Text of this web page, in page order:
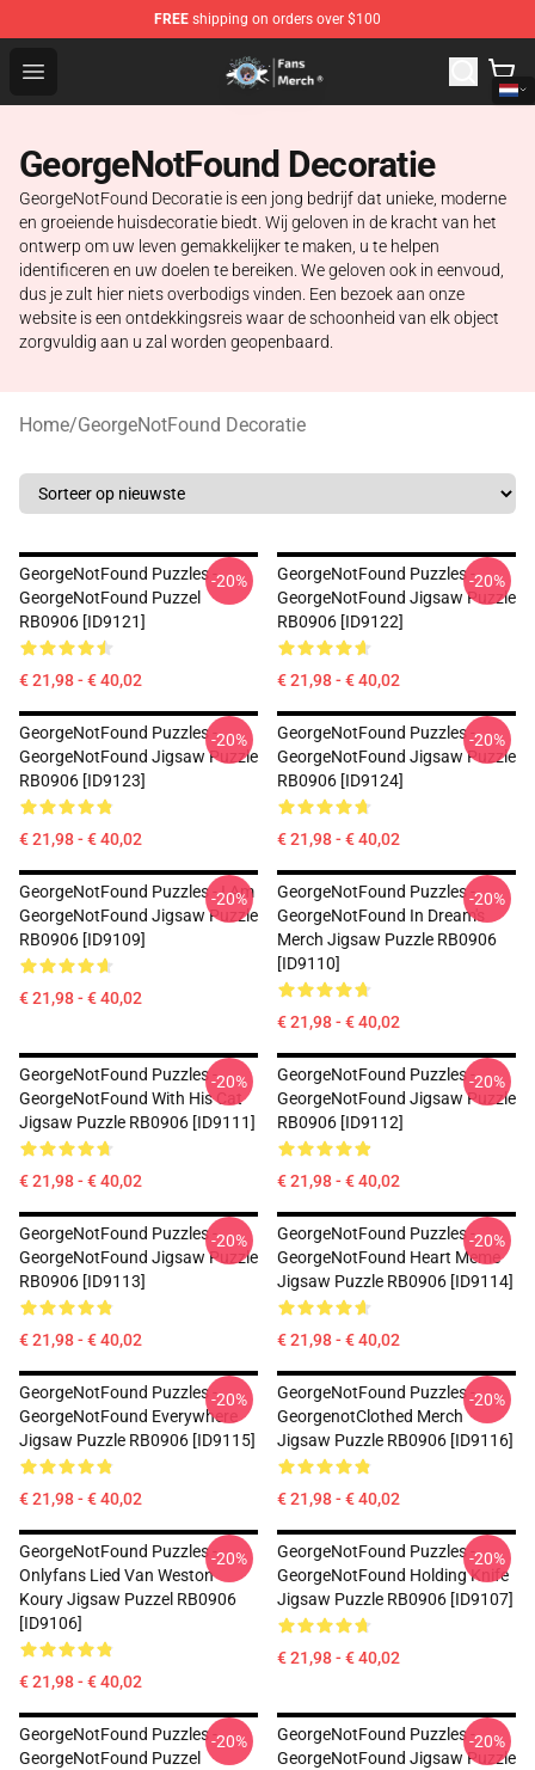
FREE shipping on orders over $100
Open menu
GeorgeNotFound Store - Official GeorgeNotFound
GeorgeNotFound Decoratie
GeorgeNotFound Decoratie is een jong bedrijf dat unieke, moderne
en groeiende huisdecoratie biedt. Wij geloven in de kracht van het
ontwerp om uw leven gemakkelijker te maken, u te helpen
identificeren en uw doelen te bereiken. We geloven ook in eenvoud,
dus je zult hier niets overbodigs vinden. Een bezoek aan onze
website is een ontdekkingsreis waar de schoonheid van elk object
zorgvuldig aan u zal worden geopenbaard.
Home/GeorgeNotFound Decoratie
GeorgeNotFound Puzzles -
GeorgeNotFound Puzzel
RB0906 [ID9121]
€ 21,98 - € 40,02
-20%
GeorgeNotFound Puzzles -
GeorgeNotFound Jigsaw Puzzle
RB0906 [ID9122]
€ 21,98 - € 40,02
-20%
GeorgeNotFound Puzzles -
GeorgeNotFound Jigsaw Puzzle
RB0906 [ID9123]
€ 21,98 - € 40,02
-20%
GeorgeNotFound Puzzles -
GeorgeNotFound Jigsaw Puzzle
RB0906 [ID9124]
€ 21,98 - € 40,02
-20%
GeorgeNotFound Puzzles - I Am
GeorgeNotFound Jigsaw Puzzle
RB0906 [ID9109]
€ 21,98 - € 40,02
-20%
GeorgeNotFound Puzzles -
GeorgeNotFound In Dream's
Merch Jigsaw Puzzle RB0906
[ID9110]
€ 21,98 - € 40,02
-20%
GeorgeNotFound Puzzles -
GeorgeNotFound With His Cat
Jigsaw Puzzle RB0906 [ID9111]
€ 21,98 - € 40,02
-20%
GeorgeNotFound Puzzles -
GeorgeNotFound Jigsaw Puzzle
RB0906 [ID9112]
€ 21,98 - € 40,02
-20%
GeorgeNotFound Puzzles -
GeorgeNotFound Jigsaw Puzzle
RB0906 [ID9113]
€ 21,98 - € 40,02
-20%
GeorgeNotFound Puzzles -
GeorgeNotFound Heart Meme
Jigsaw Puzzle RB0906 [ID9114]
€ 21,98 - € 40,02
-20%
GeorgeNotFound Puzzles -
GeorgeNotFound Everywhere
Jigsaw Puzzle RB0906 [ID9115]
€ 21,98 - € 40,02
-20%
GeorgeNotFound Puzzles -
GeorgenotClothed Merch
Jigsaw Puzzle RB0906 [ID9116]
€ 21,98 - € 40,02
-20%
GeorgeNotFound Puzzles -
Onlyfans Lied Van Weston
Koury Jigsaw Puzzel RB0906
[ID9106]
€ 21,98 - € 40,02
-20%
GeorgeNotFound Puzzles -
GeorgeNotFound Holding Knife
Jigsaw Puzzle RB0906 [ID9107]
€ 21,98 - € 40,02
-20%
GeorgeNotFound Puzzles -
GeorgeNotFound Puzzel
-20%
GeorgeNotFound Puzzles -
GeorgeNotFound Jigsaw Puzzle
-20%